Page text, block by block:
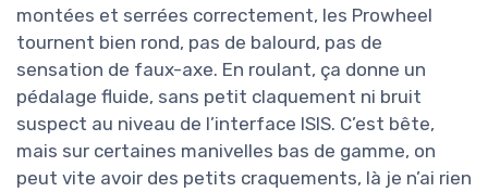
montées et serrées correctement, les Prowheel
tournent bien rond, pas de balourd, pas de
sensation de faux-axe. En roulant, ça donne un
pédalage fluide, sans petit claquement ni bruit
suspect au niveau de l’interface ISIS. C’est bête,
mais sur certaines manivelles bas de gamme, on
peut vite avoir des petits craquements, là je n’ai rien